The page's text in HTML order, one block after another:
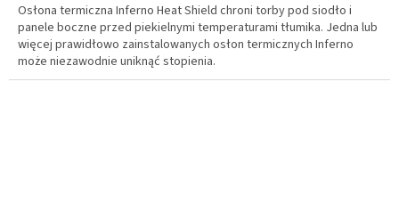
Osłona termiczna Inferno Heat Shield chroni torby pod siodło i
panele boczne przed piekielnymi temperaturami tłumika. Jedna lub
więcej prawidłowo zainstalowanych osłon termicznych Inferno
może niezawodnie uniknąć stopienia.